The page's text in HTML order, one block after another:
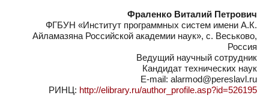
Фраленко Виталий Петрович
ФГБУН «Институт программных систем имени А.К.
Айламазяна Российской академии наук», с. Веськово,
Россия
Ведущий научный сотрудник
Кандидат технических наук
E-mail: alarmod@pereslavl.ru
РИНЦ: http://elibrary.ru/author_profile.asp?id=526195